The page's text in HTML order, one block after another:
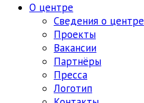
О центре
Сведения о центре
Проекты
Вакансии
Партнёры
Пресса
Логотип